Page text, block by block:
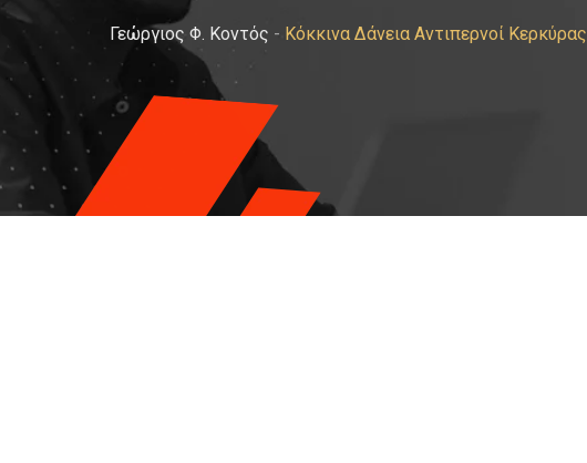
Γεώργιος Φ. Κοντός - Κόκκινα Δάνεια Αντιπερνοί Κερκύρας